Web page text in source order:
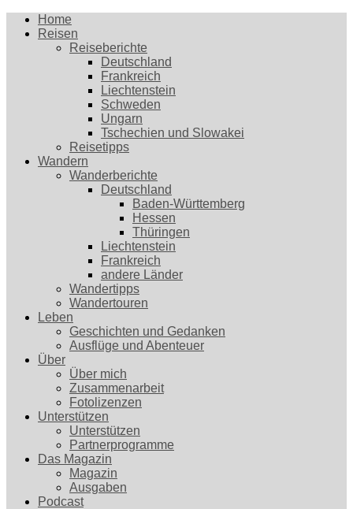
Home
Reisen
Reiseberichte
Deutschland
Frankreich
Liechtenstein
Schweden
Ungarn
Tschechien und Slowakei
Reisetipps
Wandern
Wanderberichte
Deutschland
Baden-Württemberg
Hessen
Thüringen
Liechtenstein
Frankreich
andere Länder
Wandertipps
Wandertouren
Leben
Geschichten und Gedanken
Ausflüge und Abenteuer
Über
Über mich
Zusammenarbeit
Fotolizenzen
Unterstützen
Unterstützen
Partnerprogramme
Das Magazin
Magazin
Ausgaben
Podcast